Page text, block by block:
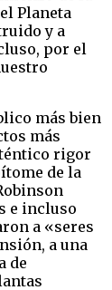
Planeta
y a
por el
más bien
más
rigor
de la
e incluso
a «seres
a una
de